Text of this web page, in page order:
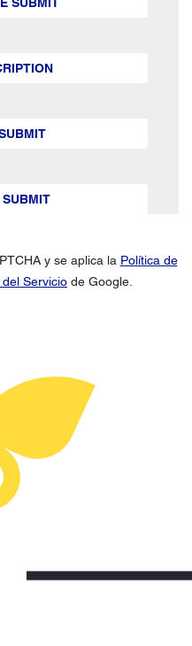
y se aplica la Política de
Servicio de Google.